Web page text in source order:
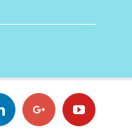
LinkedinGoogle+YouTube